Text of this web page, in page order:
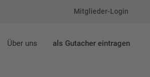
Mitglieder-Login
Über uns als Gutacher eintragen